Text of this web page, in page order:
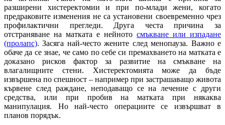
разширени хистеректомии и при по-млади жени, когато
предраковите изменения не са установени своевременно чрез
профилактични прегледи. Друга честа причина за
отстраняване на матката е нейното смъкване или изпадане
(пролапс). Засяга най-често жените след менопауза. Важно е
обаче да се знае, че само по себе си премахването на матката е
доказано рисков фактор за развитие на смъкване на
влагалищните стени. Хистеректомията може да бъде
извършена по спешност – например при застрашаващо живота
кървене след раждане, неподаващо се на лечение с други
средства, или при пробив на матката при някаква
манипулация. Но най-често операциите се извършват в
планов порядък.